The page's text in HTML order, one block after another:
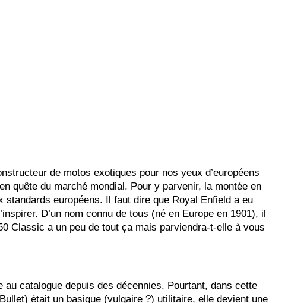
de motos exotiques pour nos yeux d’européens
quête du marché mondial. Pour y parvenir, la montée en
européens. Il faut dire que Royal Enfield a eu
D’un nom connu de tous (né en Europe en 1901), il
Classic a un peu de tout ça mais parviendra-t-elle à vous
au catalogue depuis des décennies. Pourtant, dans cette
était un basique (vulgaire ?) utilitaire, elle devient une